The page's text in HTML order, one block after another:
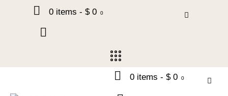
0 items - $ 0 0
0 items - $ 0 0